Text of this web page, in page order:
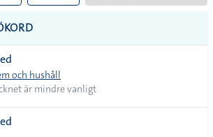
i
och hushåll
är mindre vanligt